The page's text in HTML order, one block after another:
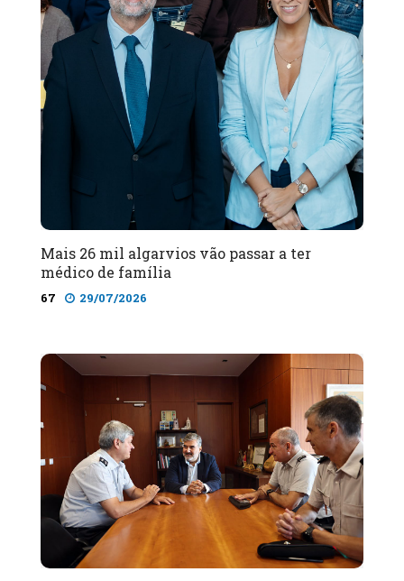
Mais 26 mil algarvios vão passar a ter
médico de família
67 29/07/2026